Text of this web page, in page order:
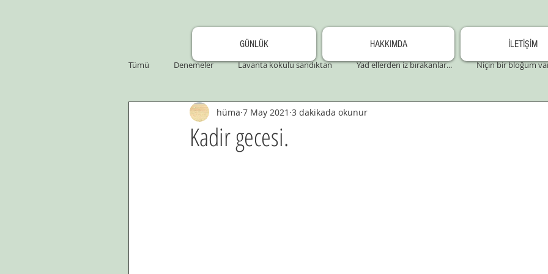
GÜNLÜK HAKKIMDA
İLETİŞİM
Tümü
Denemeler Lavanta kokulu sandıktan Yad ellerden iz bırakanlar... Niçin bir bloğum
Kadir gecesi.
hüma 7 May 2021 3 dakikada okunur